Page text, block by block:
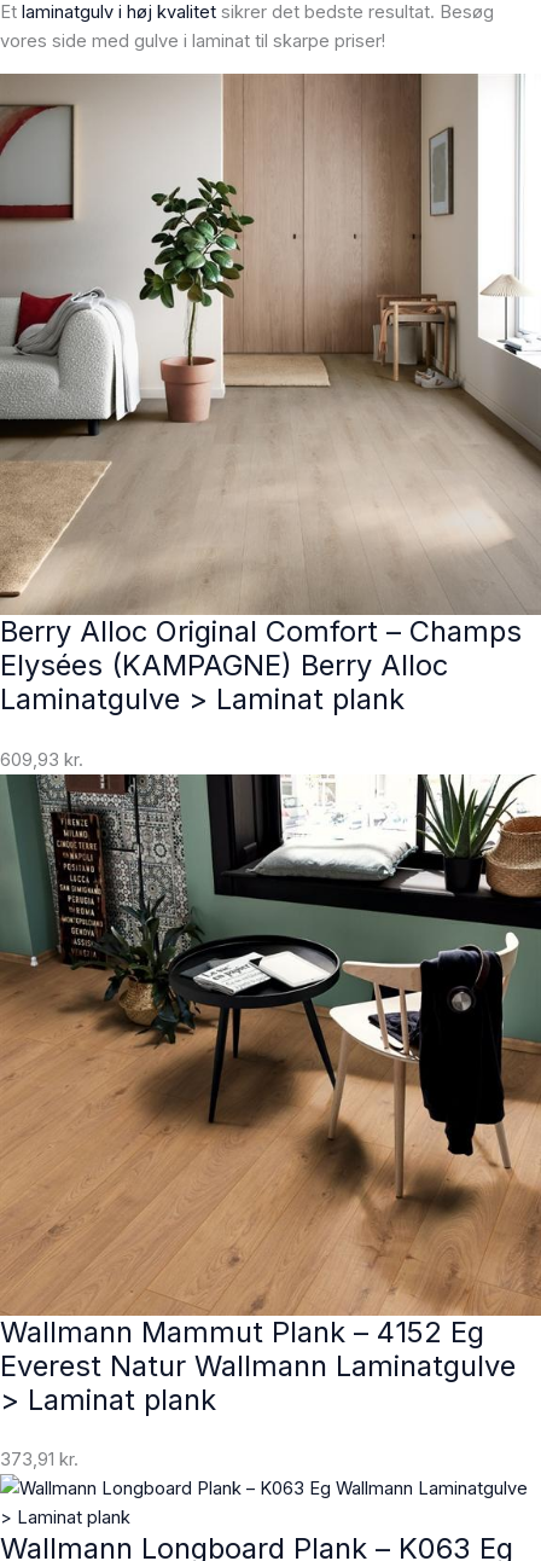
Et laminatgulv i høj kvalitet sikrer det bedste resultat. Besøg
vores side med gulve i laminat til skarpe priser!
Berry Alloc Original Comfort – Champs
Elysées (KAMPAGNE) Berry Alloc
Laminatgulve > Laminat plank
609,93 kr.
Wallmann Mammut Plank – 4152 Eg
Everest Natur Wallmann Laminatgulve
> Laminat plank
373,91 kr.
Wallmann Longboard Plank – K063 Eg